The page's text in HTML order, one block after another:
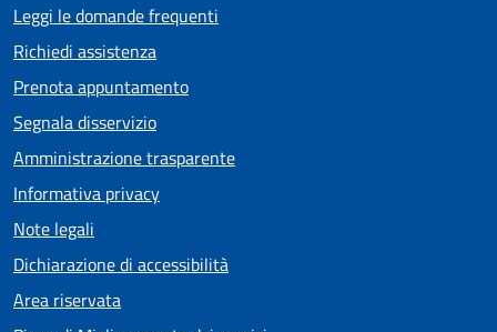
Leggi le domande frequenti
Richiedi assistenza
Prenota appuntamento
Segnala disservizio
Amministrazione trasparente
Informativa privacy
Note legali
Dichiarazione di accessibilità
Area riservata